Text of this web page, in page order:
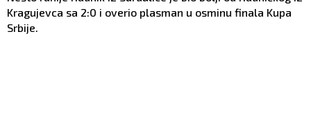
Kragujevca sa 2:0 i overio plasman u osminu finala Kupa
Srbije.